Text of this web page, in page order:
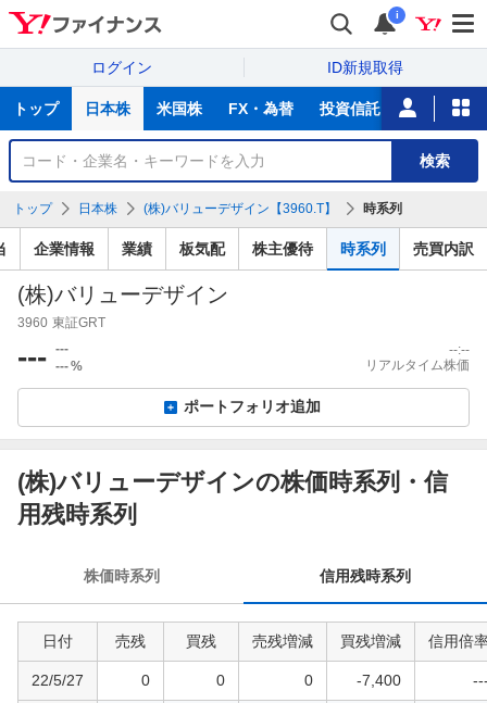
i
ログイン ID新規取得
サ
トップ 日本株 米国株 FX・為替 投資信託 ニュース
銘
検
検索
トップ 日本株 (株)バリューデザイン【3960.T】 時系列
企業情報 業績 板気配 株主優待 時系列 売買内訳
(株)バリューデザイン
3960 東証GRT
--- ---
---%
--:--
リアルタイム株価
ポートフォリオ追加
(株)バリューデザインの株価時系列・信
用残時系列
株価時系列 信用残時系列
日付 売残 買残 売残増減 買残増減 信用倍
22/5/27 0 0 0 -7,400